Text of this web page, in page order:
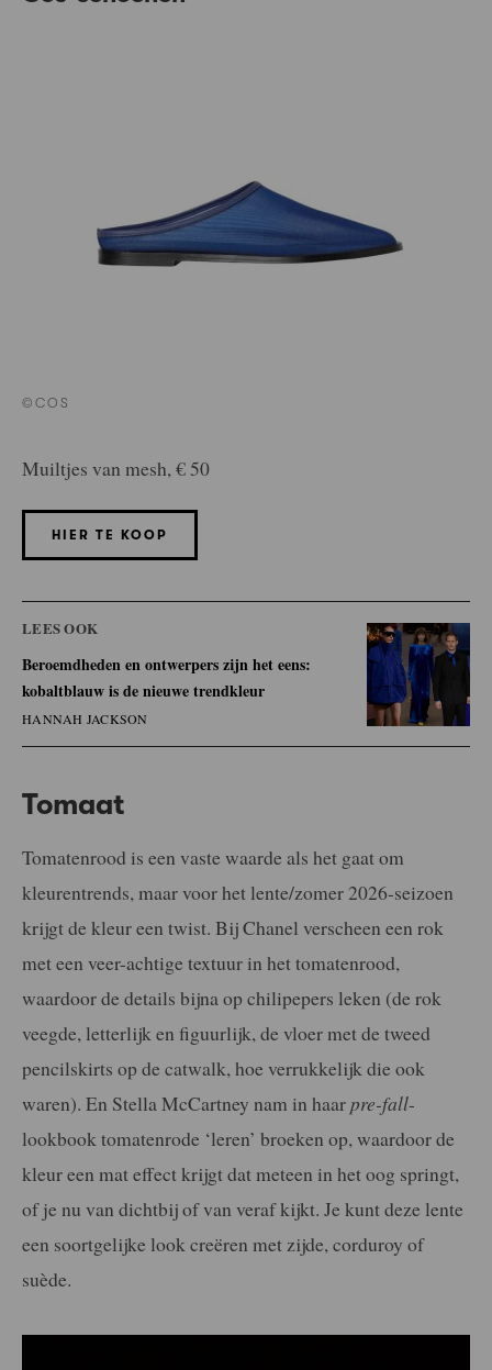
©COS
Muiltjes van mesh, € 50
HIER TE KOOP
LEES OOK
Beroemdheden en ontwerpers zijn het eens:
kobaltblauw is de nieuwe trendkleur
HANNAH JACKSON
Tomaat
Tomatenrood is een vaste waarde als het gaat om
kleurentrends, maar voor het lente/zomer 2026-seizoen
krijgt de kleur een twist. Bij Chanel verscheen een rok
met een veer-achtige textuur in het tomatenrood,
waardoor de details bijna op chilipepers leken (de rok
veegde, letterlijk en figuurlijk, de vloer met de tweed
pencilskirts op de catwalk, hoe verrukkelijk die ook
waren). En Stella McCartney nam in haarpre-fall-
lookbook tomatenrode ‘leren’ broeken op, waardoor de
kleur een mat effect krijgt dat meteen in het oog springt,
of je nu van dichtbij of van veraf kijkt. Je kunt deze lente
een soortgelijke look creëren met zijde, corduroy of
suède.